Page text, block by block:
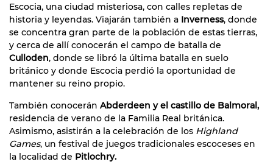
Escocia, una ciudad misteriosa, con calles repletas de
historia y leyendas. Viajarán también a Inverness, donde
se concentra gran parte de la población de estas tierras,
y cerca de allí conocerán el campo de batalla de
Culloden, donde se libró la última batalla en suelo
británico y donde Escocia perdió la oportunidad de
mantener su reino propio.
También conocerán Abderdeen y el castillo de Balmoral,
residencia de verano de la Familia Real británica.
Asimismo, asistirán a la celebración de los Highland
Games, un festival de juegos tradicionales escoceses en
la localidad de Pitlochry.